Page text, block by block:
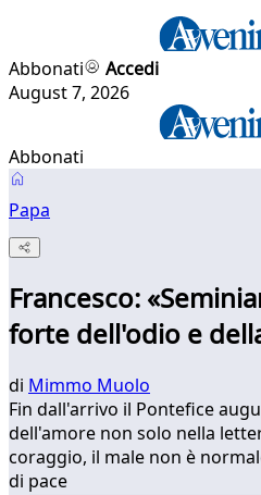
Abbonati
Accedi
August 7, 2026
Abbonati
Papa
Francesco:
forte dell'odio e
di Mimmo Muolo
Fin dall'arrivo il Pontefice
dell'amore non solo nella
coraggio, il male non è
di pace